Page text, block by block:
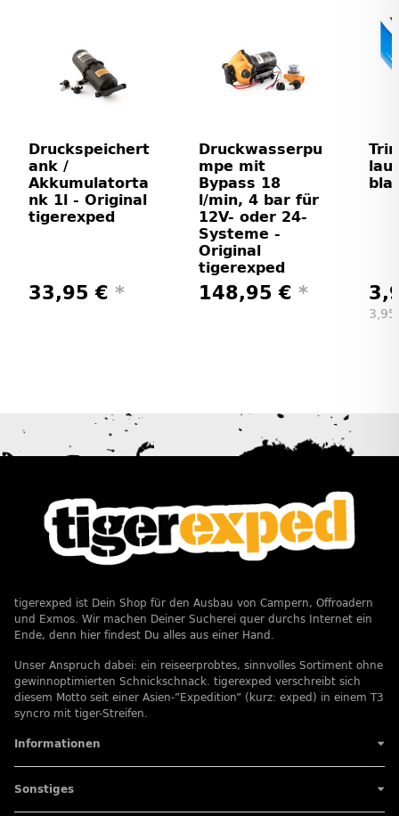
Druckspeichert
ank /
Akkumulatorta
nk 1l - Original
tigerexped
33,95 € *
Druckwasserpu
mpe mit
Bypass 18
l/min, 4 bar für
12V- oder 24-
Systeme -
Original
tigerexped
148,95 € *
tigerexped ist Dein Shop für den Ausbau von Campern, Offroadern
und Exmos. Wir machen Deiner Sucherei quer durchs Internet ein
Ende, denn hier findest Du alles aus einer Hand.
Unser Anspruch dabei: ein reiseerprobtes, sinnvolles Sortiment ohne
gewinnoptimierten Schnickschnack. tigerexped verschreibt sich
diesem Motto seit einer Asien-”Expedition” (kurz: exped) in einem T3
syncro mit tiger-Streifen.
Informationen
Sonstiges